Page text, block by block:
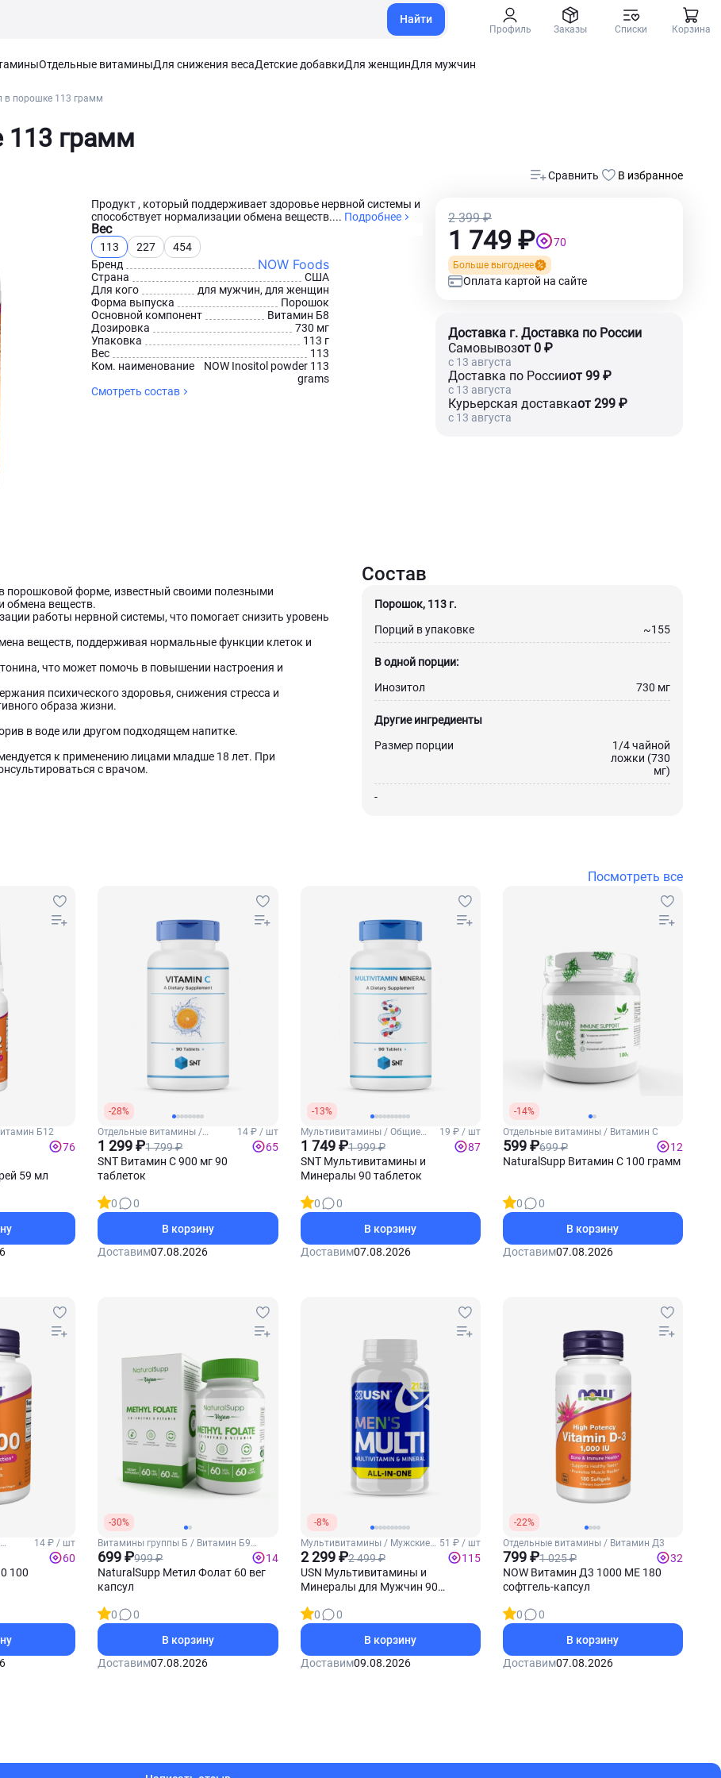
Найти
Профиль Заказы Списки Корзина
Отдельные витаминыДля снижения весаДетские добавкиДля женщинДля мужчин
в порошке 113 грамм
113 грамм
Сравнить В избранное
Продукт , который поддерживает здоровье нервной системы и
способствует нормализации обмена веществ.... Подробнее
Вес
113 227
454
Бренд
NOW Foods
Страна
США
Для кого
для мужчин, для женщин
Форма выпуска
Порошок
Основной компонент
Витамин Б8
Дозировка
730 мг
Упаковка
113 г
Вес
113
Ком. наименование
NOW Inositol powder 113
grams
Смотреть состав
2 399 ₽
1 749 ₽ 70
Больше выгоднее
Оплата картой на сайте
Доставка г. Доставка по России
Самовывозот 0 ₽
c 13 августа
Доставка по Россииот 99 ₽
c 13 августа
Курьерская доставкаот 299 ₽
c 13 августа
Состав
порошковой форме, известный своими полезными
обмена веществ.
работы нервной системы, что помогает снизить уровень
веществ, поддерживая нормальные функции клеток и
что может помочь в повышении настроения и
психического здоровья, снижения стресса и
образа жизни.
в воде или другом подходящем напитке.
к применению лицами младше 18 лет. При
с врачом.
Порошок, 113 г.
Порций в упаковке
~155
В одной порции:
Инозитол
730 мг
Другие ингредиенты
Размер порции
1/4 чайной
ложки (730
мг)
-
Посмотреть все
Б12
76
59 мл
-28%
Отдельные витамины /
Витамин С
14 ₽ / шт
1 299 ₽1 799 ₽
65
SNT Витамин С 900 мг 90
таблеток
0
0
В корзину
Доставим07.08.2026
-13%
Мультивитамины / Общие
витамины
19 ₽ / шт
1 749 ₽1 999 ₽
87
SNT Мультивитамины и
Минералы 90 таблеток
0
0
В корзину
Доставим07.08.2026
-14%
Отдельные витамины / Витамин С
599 ₽699 ₽
12
NaturalSupp Витамин C 100 грамм
0
0
В корзину
Доставим07.08.2026
14 ₽ / шт
60
100
-30%
Витамины группы Б / Витамин Б9
(Фолиевая кислота)
699 ₽999 ₽
14
NaturalSupp Метил Фолат 60 вег
капсул
0
0
В корзину
Доставим07.08.2026
-8%
Мультивитамины / Мужские
витамины
51 ₽ / шт
2 299 ₽2 499 ₽
115
USN Мультивитамины и
Минералы для Мужчин 90
0
0
В корзину
Доставим09.08.2026
-22%
Отдельные витамины / Витамин Д3
799 ₽1 025 ₽
32
NOW Витамин Д3 1000 МЕ 180
софтгель-капсул
0
0
В корзину
Доставим07.08.2026